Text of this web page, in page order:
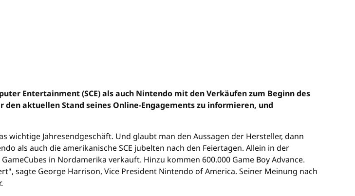
Entertainment (SCE) als auch Nintendo mit den Verkäufen zum Beginn des
aktuellen Stand seines Online-Engagements zu informieren, und
Jahresendgeschäft. Und glaubt man den Aussagen der Hersteller, dann
als auch die amerikanische SCE jubelten nach den Feiertagen. Allein in der
in Nordamerika verkauft. Hinzu kommen 600.000 Game Boy Advance.
sagte George Harrison, Vice President Nintendo of America. Seiner Meinung nach